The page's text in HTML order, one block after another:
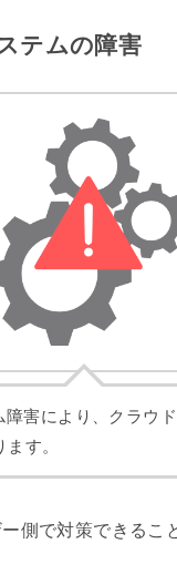
テムの障害
障害により、クラウ
す。
側で対策できるこ